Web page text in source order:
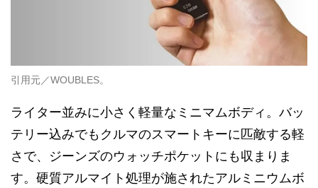
引用元／WOUBLES。
ライター並みに小さく軽量なミニマムボディ。バッ
テリー込みでもクルマのスマートキーに匹敵する軽
さで、ジーンズのウォッチポケットにも収まりま
す。硬質アルマイト処理が施されたアルミニウムボ